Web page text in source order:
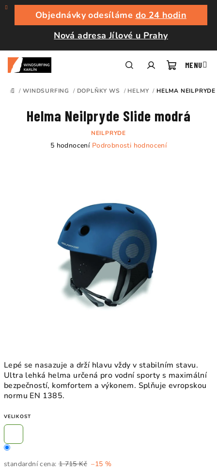
Přejít
obsah
Objednávky odesíláme do 24 hodin
Nová adresa Jílové u Prahy
košík
DOMŮ
/ WINDSURFING / DOPLŇKY WS / HELMY / HELMA
Lepé se nasazuje a drží hlavu vždy v stabilním stavu.
Ultra lehká helma určená pro vodní sporty s maximální
bezpečností, komfortem a výkonem. Splňuje evropskou
normu EN 1385.
VELIKOST
standardní cena: 1 715 Kč –15 %
Helma Neilpryde Slide modrá
NEILPRYDE
Průměrné
hvězdiček.
5 hodnocení Podrobnosti hodnocení